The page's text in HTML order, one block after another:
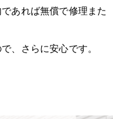
あれば無償で修理また
、さらに安心です。